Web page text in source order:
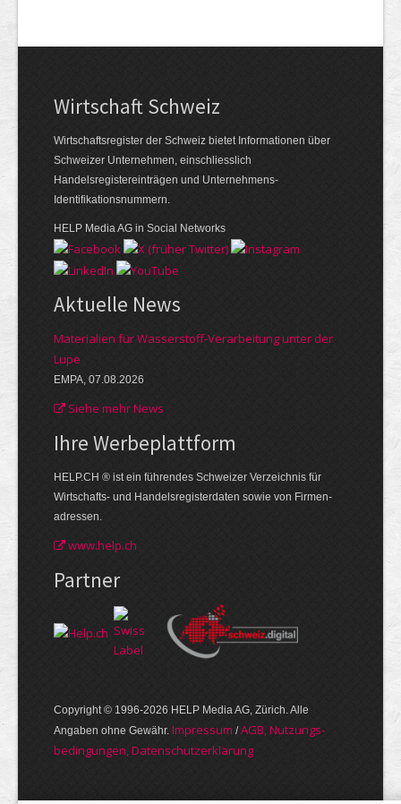
Wirtschaft Schweiz
Wirtschaftsregister der Schweiz bietet Informationen über
Schweizer Unternehmen, einschliesslich
Handelsregistereinträgen und Unternehmens-
Identifikationsnummern.
HELP Media AG in Social Networks
Aktuelle News
Materialien für Wasserstoff-Verarbeitung unter der
Lupe
EMPA, 07.08.2026
Siehe mehr News
Ihre Werbe­plattform
HELP.CH ® ist ein führendes Schweizer Verzeichnis für
Wirtschafts- und Handelsregisterdaten sowie von Firmen­
adressen.
www.help.ch
Partner
Copyright © 1996-2026 HELP Media AG, Zürich. Alle
Angaben ohne Gewähr. Im­pres­sum /AGB, Nut­zungs­
bedin­gungen, Daten­schutz­er­klärung